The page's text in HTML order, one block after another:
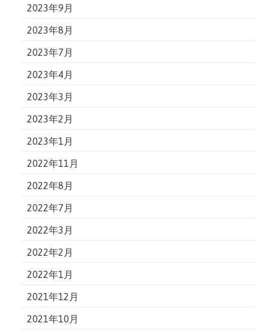
2023年9月
2023年8月
2023年7月
2023年4月
2023年3月
2023年2月
2023年1月
2022年11月
2022年8月
2022年7月
2022年3月
2022年2月
2022年1月
2021年12月
2021年10月